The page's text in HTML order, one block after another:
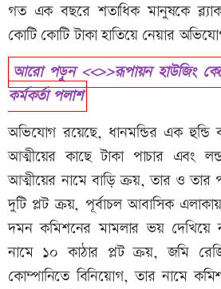
গত এক বছরে শতাধিক মানুষকে
কোটি কোটি টাকা হাতিয়ে নেয়ার
আরো পড়ুন <<>>রূপায়ন হাউজিং
কর্মকর্তা পলাশ
অভিযোগ রয়েছে, ধানমন্ডির এক হুন্ডি
আত্মীয়ের কাছে টাকা পাচার এবং
আত্মীয়ের নামে বাড়ি ক্রয়, তার ও তার
দুটি প্লট ক্রয়, পূর্বাচল আবাসিক
দমন কমিশনের মামলার ভয় দেখিয়ে
নামে ১০ কাঠার প্লট ক্রয়, জমি
কোম্পানিতে বিনিয়োগ, তার নামে